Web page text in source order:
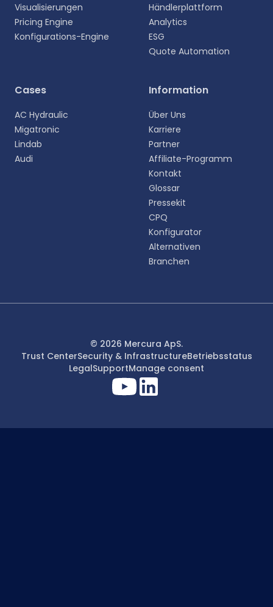
Visualisierungen
Pricing Engine
Konfigurations-Engine
Händlerplattform
Analytics
ESG
Quote Automation
Cases
AC Hydraulic
Migatronic
Lindab
Audi
Information
Über Uns
Karriere
Partner
Affiliate-Programm
Kontakt
Glossar
Pressekit
CPQ
Konfigurator
Alternativen
Branchen
© 2026 Mercura ApS.
Trust CenterSecurity & InfrastructureBetriebsstatus
LegalSupportManage consent